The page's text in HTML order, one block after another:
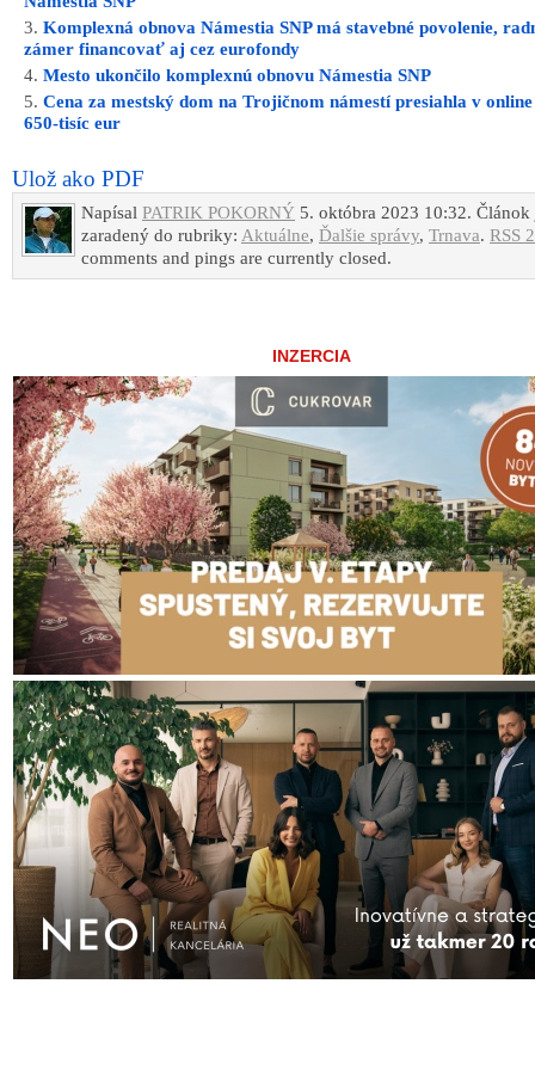
Komplexná obnova Námestia SNP má stavebné povolenie,
zámer financovať aj cez eurofondy
Mesto ukončilo komplexnú obnovu Námestia SNP
Cena za mestský dom na Trojičnom námestí presiahla v
650-tisíc eur
Ulož ako PDF
Napísal PATRIK POKORNÝ 5. októbra 2023 10:32. Článok
zaradený do rubriky: Aktuálne, Ďalšie správy, Trnava. RSS
comments and pings are currently closed.
INZERCIA